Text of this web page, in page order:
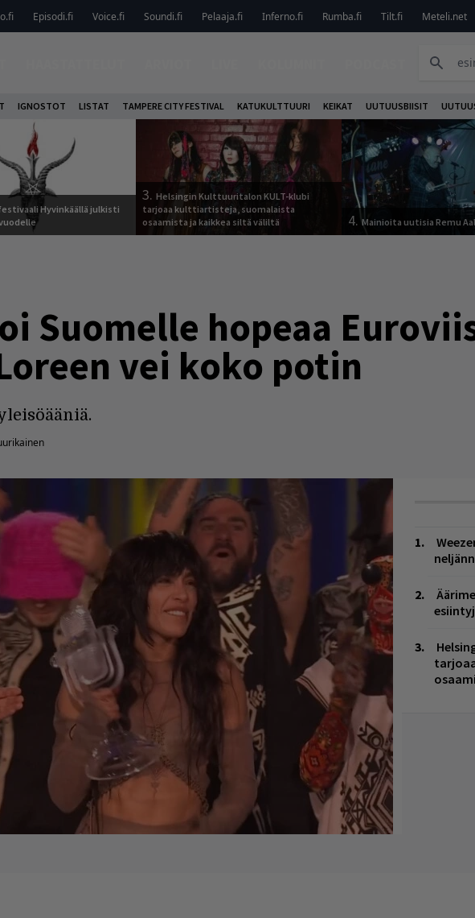
Episodi.fi Voice.fi Soundi.fi Pelaaja.fi Inferno.fi Rumba.fi Tilt.fi Meteli.net
IGNOSTOT LISTAT TAMPERE CITY FESTIVAL KATUKULTTUURI KEIKAT UUTUUSBIISIT
Hyvinkäällä julkisti
3. Helsingin Kulttuuritalon KULT-klubi
tarjoaa kulttiartisteja, suomalaista
osaamista ja kaikkea siltä väliltä
4.Mainioita uutisia Remu
Suomelle hopeaa
vei koko potin